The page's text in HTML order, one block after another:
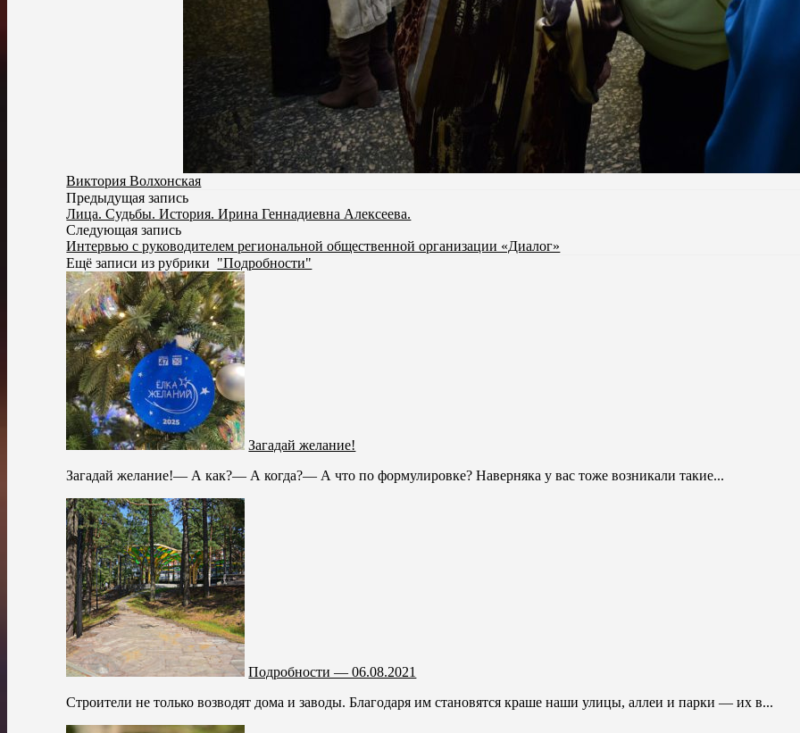
Виктория Волхонская
Предыдущая запись
Лица. Судьбы. История. Ирина Геннадиевна Алексеева.
Следующая запись
Интервью с руководителем региональной общественной организации «Диалог»
Ещё записи из рубрики "Подробности"
Загадай желание!
Загадай желание!— А как?— А когда?— А что по формулировке? Наверняка у вас тоже возникали такие...
Подробности — 06.08.2021
Строители не только возводят дома и заводы. Благодаря им становятся краше наши улицы, аллеи и парки — их в...